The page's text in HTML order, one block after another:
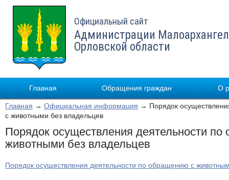
Официальный сайт
Администрации
Орловской области
Главная Обращения граждан О
Главная → Официальная информация → Порядок
с животными без владельцев
Порядок осуществления деятельности
животными без владельцев
Порядок осуществления деятельности по обращению с